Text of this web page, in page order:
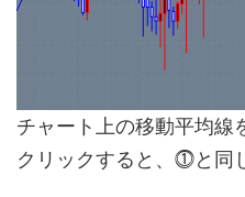
チャート上の移動平均線
クリックすると、⓵と同